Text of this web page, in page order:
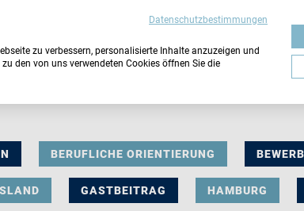
BERUFLICHE ORIENTIERUNG
GASTBEITRAG HAMBURG
Datenschutzbestimmungen
zu verbessern, personalisierte Inhalte anzuzeigen und
den von uns verwendeten Cookies öffnen Sie die